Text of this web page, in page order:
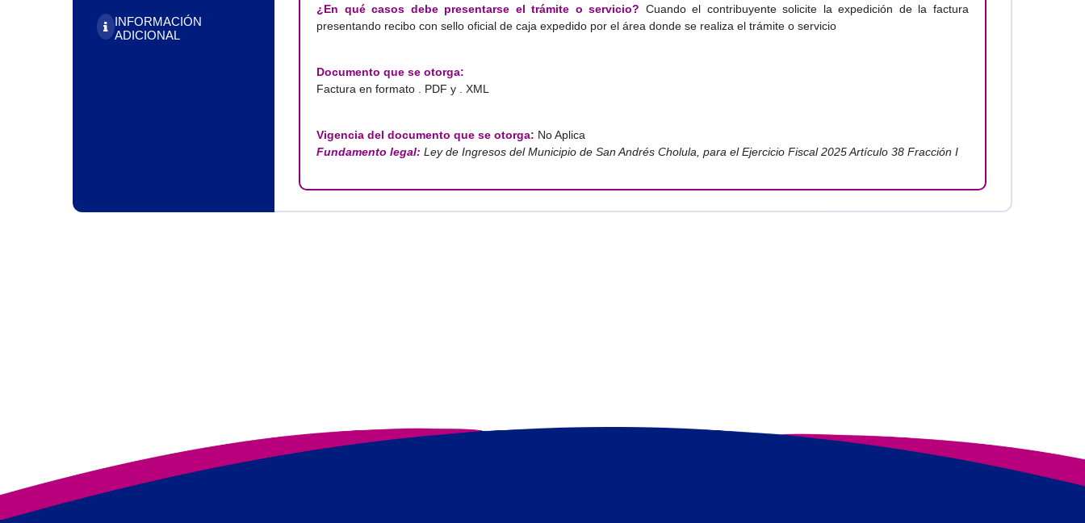
INFORMACIÓN
ADICIONAL
¿En qué casos debe presentarse el trámite o servicio? Cuando el contribuyente solicite la expedición de la factura
presentando recibo con sello oficial de caja expedido por el área donde se realiza el trámite o servicio
Documento que se otorga:
Factura en formato . PDF y . XML
Vigencia del documento que se otorga: No Aplica
Fundamento legal: Ley de Ingresos del Municipio de San Andrés Cholula, para el Ejercicio Fiscal 2025 Artículo 38 Fracción I